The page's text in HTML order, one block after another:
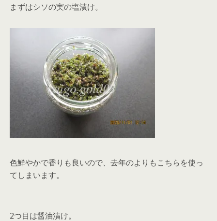
まずはシソの実の塩漬け。
色鮮やかで香りも良いので、去年のよりもこちらを使っ
てしまいます。
2つ目は醤油漬け。